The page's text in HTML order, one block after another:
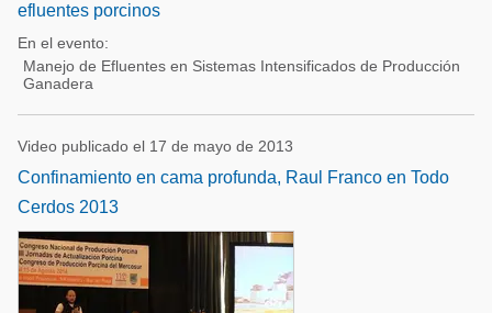
efluentes porcinos
En el evento:
Manejo de Efluentes en Sistemas Intensificados de Producción
Ganadera
Video publicado el 17 de mayo de 2013
Confinamiento en cama profunda, Raul Franco en Todo
Cerdos 2013